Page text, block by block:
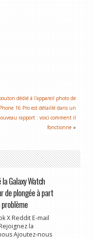
dédié à l'appareil photo de
16 Pro est détaillé dans un
rapport : voici comment il
fonctionne »
Galaxy Watch
de plongée à part
X Reddit E-mail
la
Ajoutez-nous